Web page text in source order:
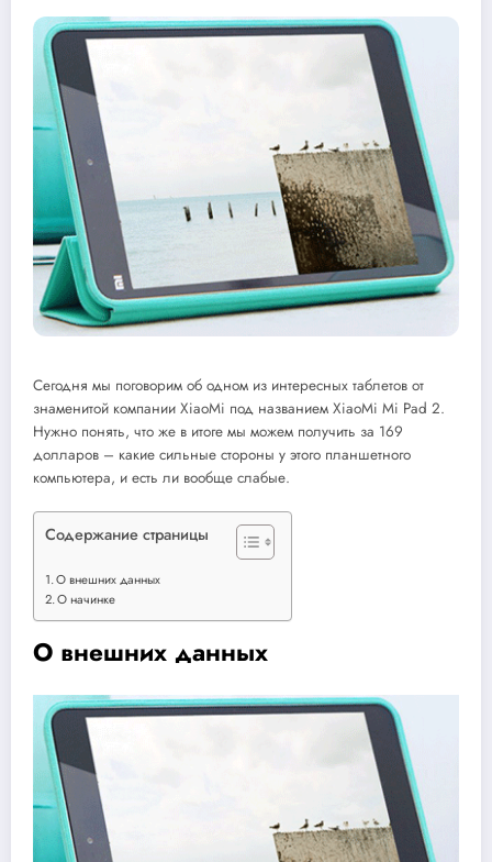
Сегодня мы поговорим об одном из интересных таблетов от
знаменитой компании XiaoMi под названием XiaoMi Mi Pad 2.
Нужно понять, что же в итоге мы можем получить за 169
долларов – какие сильные стороны у этого планшетного
компьютера, и есть ли вообще слабые.
Содержание страницы
О внешних данных
О начинке
О внешних данных